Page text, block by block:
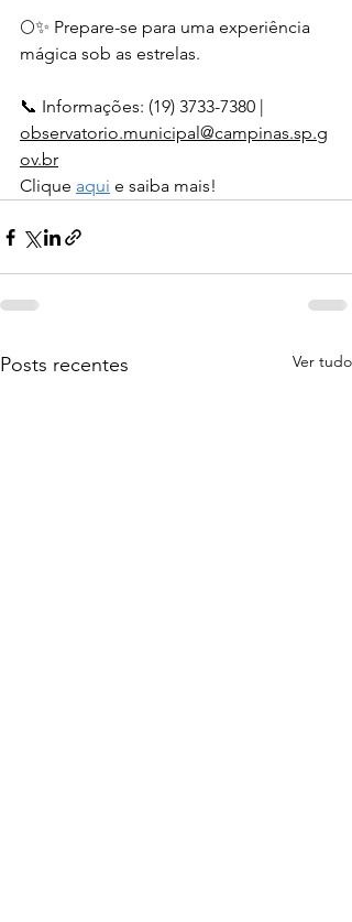
🌕✨ Prepare-se para uma experiência
mágica sob as estrelas.
📞 Informações: (19) 3733-7380 |
observatorio.municipal@campinas.sp.g
ov.br
Clique aqui e saiba mais!
Posts recentes Ver tudo